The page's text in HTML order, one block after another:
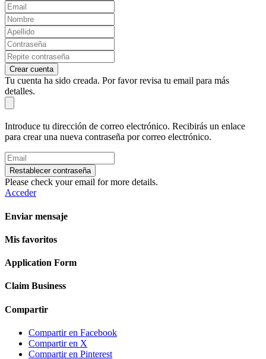
Crear cuenta
Tu cuenta ha sido creada. Por favor revisa tu email para más
detalles.
Introduce tu dirección de correo electrónico. Recibirás un enlace
para crear una nueva contraseña por correo electrónico.
Restablecer contraseña
Please check your email for more details.
Acceder
Enviar mensaje
Mis favoritos
Application Form
Claim Business
Compartir
Compartir en Facebook
Compartir en X
Compartir en Pinterest